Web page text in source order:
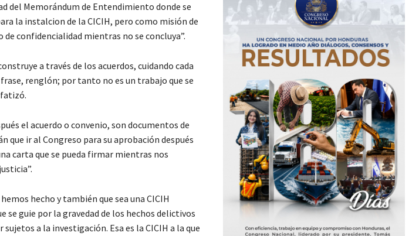
del Memorándum de Entendimiento donde se
la instalcion de la CICIH, pero como misión de
confidencialidad mientras no se concluya”.
a través de los acuerdos, cuidando cada
renglón; por tanto no es un trabajo que se
el acuerdo o convenio, son documentos de
ir al Congreso para su aprobación después
carta que se pueda firmar mientras nos
hecho y también que sea una CICIH
guie por la gravedad de los hechos delictivos
a la investigación. Esa es la CICIH a la que